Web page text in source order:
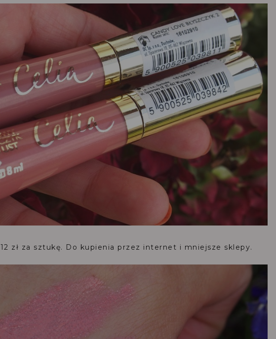
zł za sztukę. Do kupienia przez internet i mniejsze sklepy.